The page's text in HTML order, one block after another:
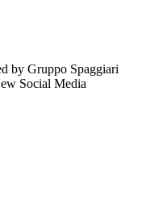
by Gruppo Spaggiari
Social Media